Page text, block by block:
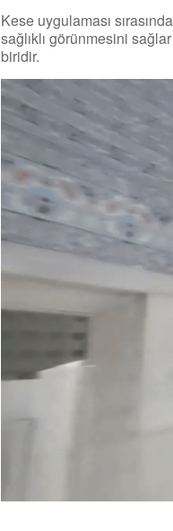
Kese uygulaması
sağlıklı görünmesini
biridir.